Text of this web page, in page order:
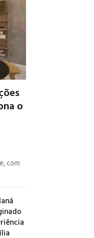
o
com